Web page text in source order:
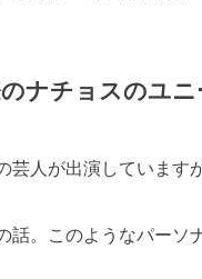
ナチョスのユニ
芸人が出演しています
話。このようなパー